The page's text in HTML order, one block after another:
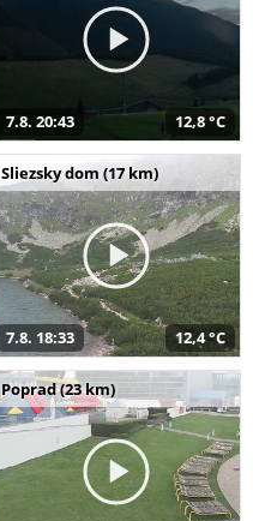
7.8. 20:43 12,8 °C
Sliezsky dom (17 km)
7.8. 18:33 12,4 °C
Poprad (23 km)